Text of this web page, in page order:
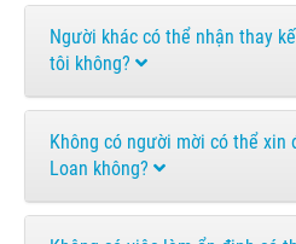
Người khác có thể nhận thay
tôi không?
Không có người mời có thể xin
Loan không?